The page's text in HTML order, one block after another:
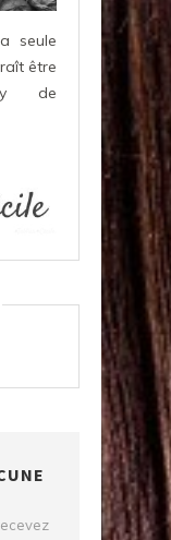
seule
être
de